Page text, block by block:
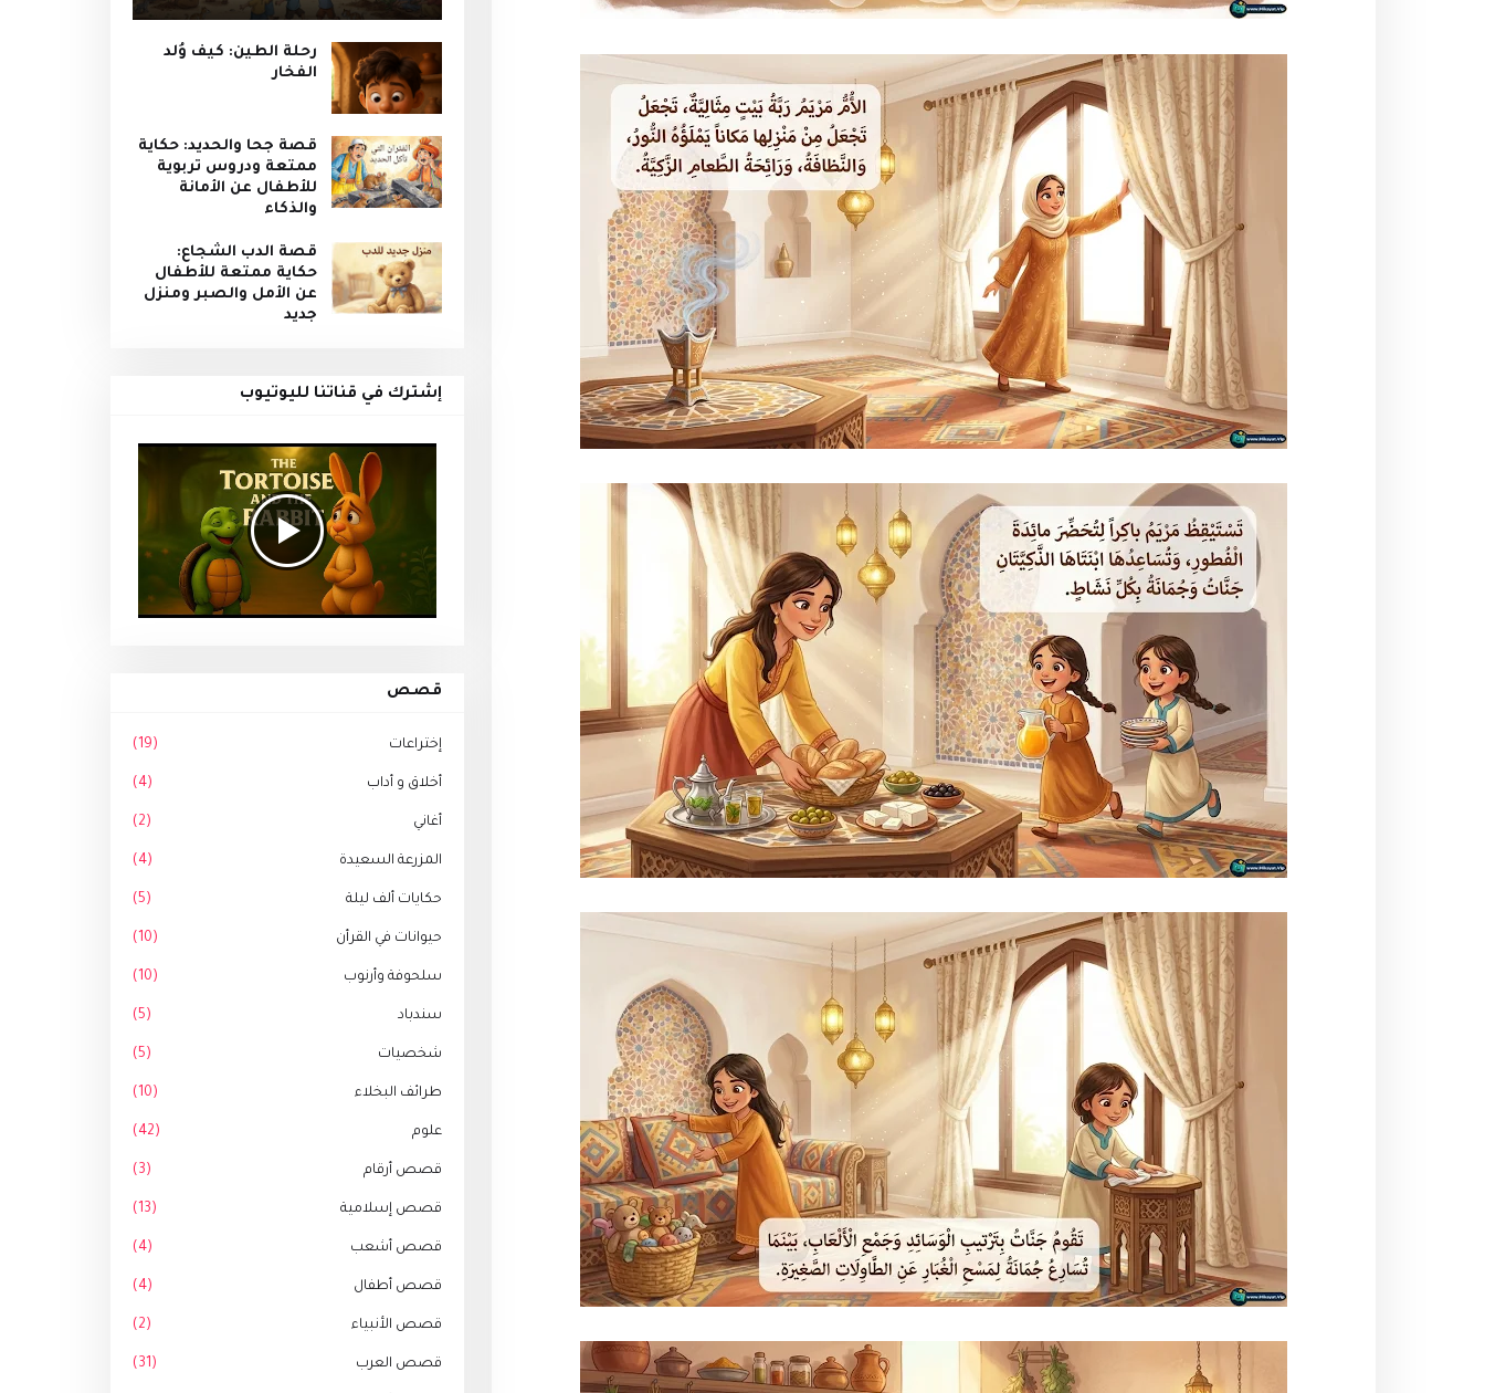
رحلة الطين: كيف وُلد
الفخار
قصة جحا والحديد: حكاية
ممتعة ودروس تربوية
للأطفال عن الأمانة
والذكاء
قصة الدب الشجاع:
حكاية ممتعة للأطفال
عن الأمل والصبر ومنزل
جديد
إشترك في قناتنا لليوتيوب
قصص
إختراعات (19)
أخلاق و أداب (4)
أغاني (2)
المزرعة السعيدة (4)
حكايات ألف ليلة (5)
حيوانات في القرأن (10)
سلحوفة وأرنوب (10)
سندباد (5)
شخصيات (5)
طرائف البخلاء (10)
علوم (42)
قصص أرقام (3)
قصص إسلامية (13)
قصص أشعب (4)
قصص أطفال (4)
قصص الأنبياء (2)
قصص العرب (31)